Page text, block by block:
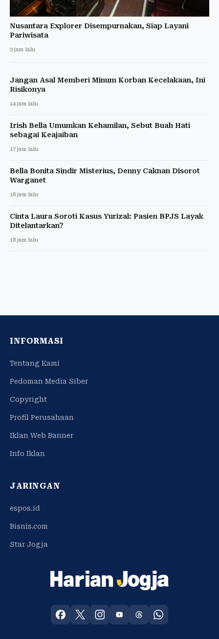
Nusantara Explorer Disempurnakan, Siap Layani
Pariwisata
2 jam lalu
Jangan Asal Memberi Minum Korban Kecelakaan, Ini
Risikonya
14 jam lalu
Irish Bella Umumkan Kehamilan, Sebut Buah Hati
sebagai Keajaiban
17 jam lalu
Bella Bonita Sindir Misterius, Denny Caknan Disorot
Warganet
18 jam lalu
Cinta Laura Soroti Kasus Yurizal: Pasien BPJS Layak
Ditelantarkan?
18 jam lalu
INFORMASI
Tentang Kami
Pedoman Media Siber
Copyright
Profil Perusahaan
Iklan Web Banner
Info Iklan
JARINGAN
espos.id
Bisnis.com
Star Jogja